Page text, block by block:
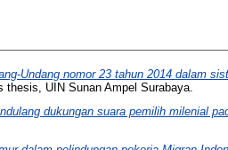
Undang nomor 23 tahun 2014 dalam
thesis, UIN Sunan Ampel Surabaya.
dukungan suara pemilih milenial